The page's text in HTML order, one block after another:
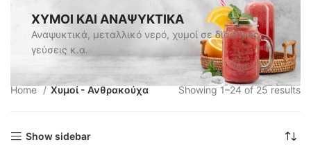
ΧΥΜΟΙ ΚΑΙ ΑΝΑΨΥΚΤΙΚΑ
Αναψυκτικά, μεταλλικό νερό, χυμοί σε διάφορες
γεύσεις κ.α.
Home Χυμοί - Ανθρακούχα Showing 1–24 of 25 results
Show sidebar